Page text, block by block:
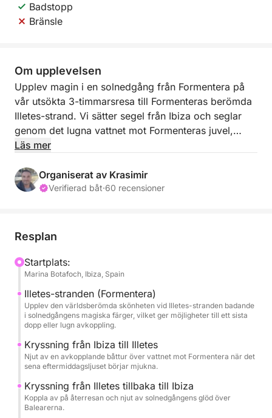
Badstopp
Bränsle
Om upplevelsen
Upplev magin i en solnedgång från Formentera på
vår utsökta 3-timmarsresa till Formenteras berömda
Illetes-strand. Vi sätter segel från Ibiza och seglar
genom det lugna vattnet mot Formenteras juvel,
känd för sitt fantastiska turkosa hav och sin fina vita
Vår resa är perfekt tajmad för att anlända i tid för ett
Du får möjlighet att beundra denna fantastiska
vilket skapar en verkligt romantisk och oförglömlig
atmosfär. Oavsett om du väljer att ta ett sista dopp i
det stilla varma vattnet, promenera längs stranden
medan färgerna intensifieras, eller bara koppla av på
däck med en uppfriskande drink, är Illetes skönhet
Denna 3-timmars tur är utformad för att erbjuda en
lugn och pittoresk flykt. Föreställ dig himlen som
glöder av orange, rosa och lila nyanser som
reflekteras i det kristallklara vattnet som omger
Läs mer
Organiserat av Krasimir
Verifierad båt·60 recensioner
Resplan
Startplats:
Marina Botafoch, Ibiza, Spain
Illetes-stranden (Formentera)
Upplev den världsberömda skönheten vid Illetes-stranden badande
i solnedgångens magiska färger, vilket ger möjligheter till ett sista
dopp eller lugn avkoppling.
Kryssning från Ibiza till Illetes
Njut av en avkopplande båttur över vattnet mot Formentera när det
sena eftermiddagsljuset börjar mjukna.
Kryssning från Illetes tillbaka till Ibiza
Koppla av på återresan och njut av solnedgångens glöd över
Balearerna.